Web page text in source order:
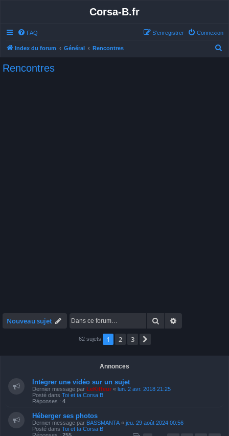
Corsa-B.fr
FAQ Connexion
S’enregistrer
Index du forum Général Rencontres
Rencontres
Nouveau sujet Rechercher
62 sujets 1 2 3
Annonces
Intégrer une vidéo sur un sujet
Dernier message par LeKiffeur « lun. 2 avr. 2018 21:25
Posté dans Toi et ta Corsa B
Réponses : 4
Héberger ses photos
Dernier message par BASSMANTA « jeu. 29 août 2024 00:56
Posté dans Toi et ta Corsa B